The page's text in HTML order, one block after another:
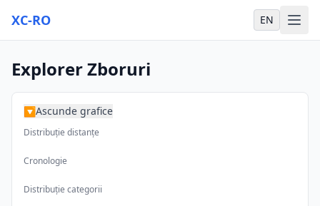
XC-RO EN
Explorer Zboruri
▶Ascunde grafice
Distribuție distanțe
Cronologie
Distribuție categorii